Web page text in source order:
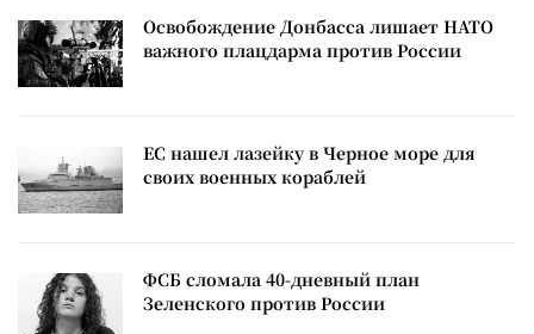
Освобождение Донбасса лишает НАТО
важного плацдарма против России
ЕС нашел лазейку в Черное море для
своих военных кораблей
ФСБ сломала 40-дневный план
Зеленского против России